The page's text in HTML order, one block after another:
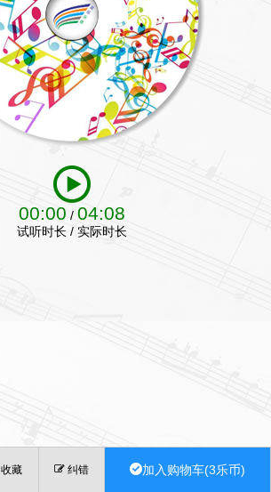
00:00 / 04:08
试听时长 / 实际时长
收藏 纠错 加入购物车(3乐币)